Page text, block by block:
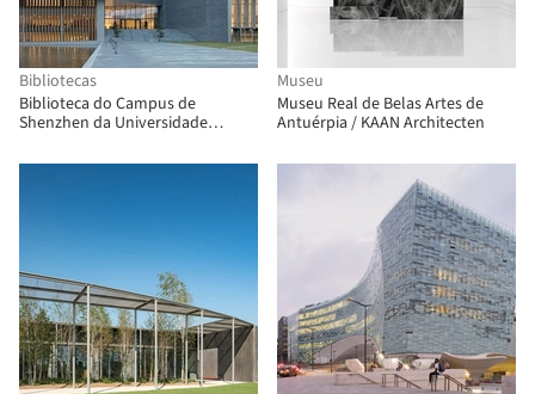
Bibliotecas
Biblioteca do Campus de
Shenzhen da Universidade
Weijen Architecture
Museu
Museu Real de Belas Artes de
Antuérpia / KAAN Architecten